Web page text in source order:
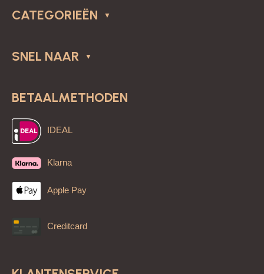
CATEGORIEËN
SNEL NAAR
BETAALMETHODEN
IDEAL
Klarna
Apple Pay
Creditcard